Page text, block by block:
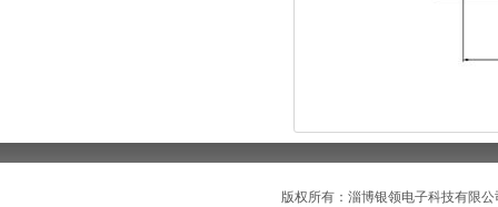
版权所有：淄博银领电子科技有限